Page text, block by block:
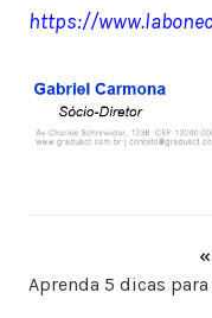
https://
Aprenda 5 dicas